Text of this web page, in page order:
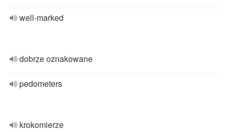
well-marked
dobrze oznakowane
pedometers
krokomierze